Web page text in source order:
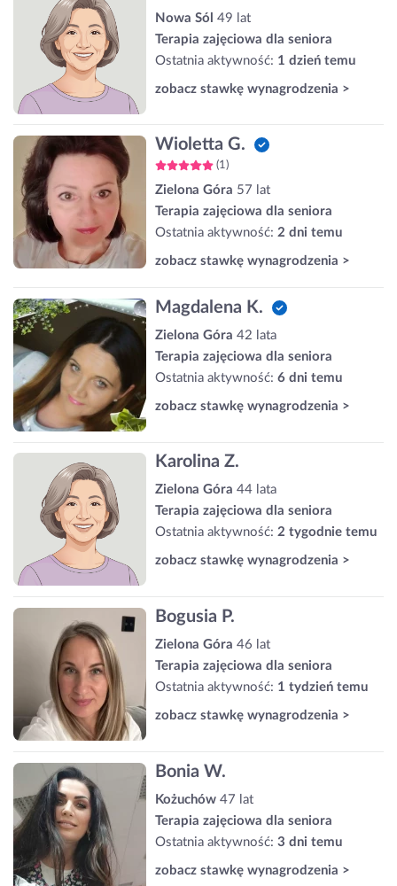
Nowa Sól 49 lat
Terapia zajęciowa dla seniora
Ostatnia aktywność: 1 dzień temu
zobacz stawkę wynagrodzenia >
Wioletta G.
(1)
Zielona Góra 57 lat
Terapia zajęciowa dla seniora
Ostatnia aktywność: 2 dni temu
zobacz stawkę wynagrodzenia >
Magdalena K.
Zielona Góra 42 lata
Terapia zajęciowa dla seniora
Ostatnia aktywność: 6 dni temu
zobacz stawkę wynagrodzenia >
Karolina Z.
Zielona Góra 44 lata
Terapia zajęciowa dla seniora
Ostatnia aktywność: 2 tygodnie temu
zobacz stawkę wynagrodzenia >
Bogusia P.
Zielona Góra 46 lat
Terapia zajęciowa dla seniora
Ostatnia aktywność: 1 tydzień temu
zobacz stawkę wynagrodzenia >
Bonia W.
Kożuchów 47 lat
Terapia zajęciowa dla seniora
Ostatnia aktywność: 3 dni temu
zobacz stawkę wynagrodzenia >